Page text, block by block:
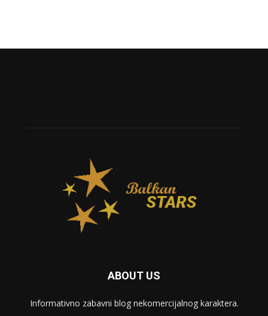
ABOUT US
Informativno zabavni blog nekomercijalnog karaktera.